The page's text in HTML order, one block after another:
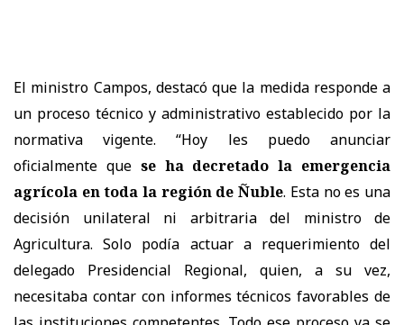
El ministro Campos, destacó que la medida responde a
un proceso técnico y administrativo establecido por la
normativa vigente. “Hoy les puedo anunciar
oficialmente que se ha decretado la emergencia
agrícola en toda la región de Ñuble. Esta no es una
decisión unilateral ni arbitraria del ministro de
Agricultura. Solo podía actuar a requerimiento del
delegado Presidencial Regional, quien, a su vez,
necesitaba contar con informes técnicos favorables de